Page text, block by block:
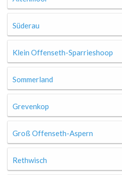
Süderau
Klein Offenseth-Sparrieshoop
Sommerland
Grevenkop
Groß Offenseth-Aspern
Rethwisch